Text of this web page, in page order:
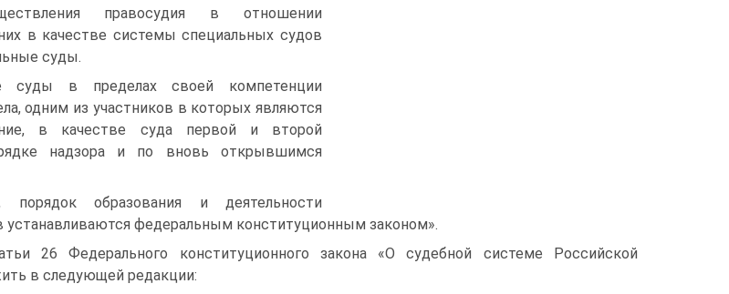
правосудия в отношении
в качестве системы специальных судов
суды.
суды в пределах своей компетенции
одним из участников в которых являются
в качестве суда первой и второй
надзора и по вновь открывшимся
порядок образования и деятельности
федеральным конституционным законом».
26 Федерального конституционного закона «О судебной системе Российской
в следующей редакции: